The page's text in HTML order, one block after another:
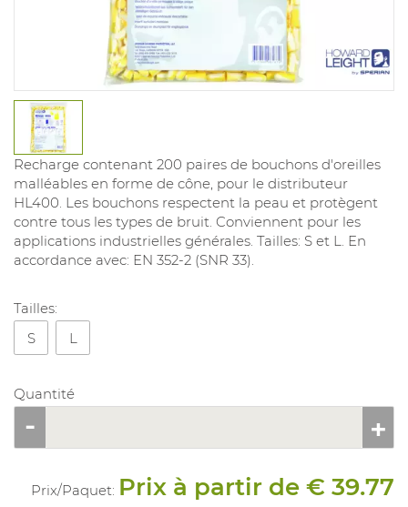
Recharge contenant 200 paires de bouchons d'oreilles
malléables en forme de cône, pour le distributeur
HL400. Les bouchons respectent la peau et protègent
contre tous les types de bruit. Conviennent pour les
applications industrielles générales. Tailles: S et L. En
accordance avec: EN 352-2 (SNR 33).
Tailles:
S
L
Quantité
Prix/Paquet: Prix à partir de € 39.77